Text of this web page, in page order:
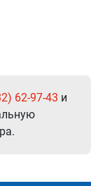
62-97-43 и